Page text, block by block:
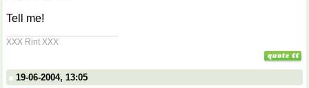
Tell me!
XXX Rint XXX
19-06-2004, 13:05